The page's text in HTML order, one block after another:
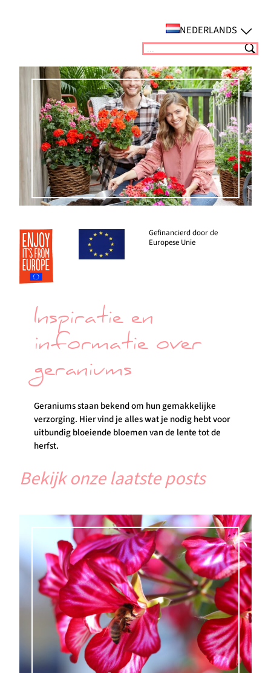
NEDERLANDS
Suchen
Gefinancierd door de
Europese Unie
Inspiratie en
informatie over
geraniums
Geraniums staan bekend om hun gemakkelijke
verzorging. Hier vind je alles wat je nodig hebt voor
uitbundig bloeiende bloemen van de lente tot de
herfst.
Bekijk onze laatste posts